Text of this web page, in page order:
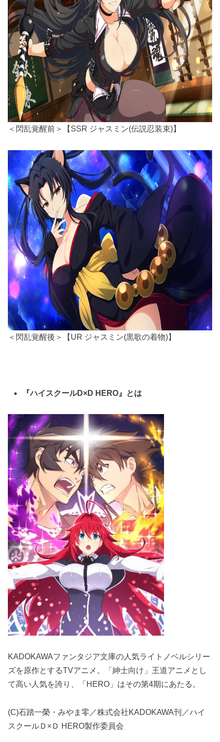
＜閃乱覚醒前＞【SSR ジャスミン(伝説忍装束)】
＜閃乱覚醒後＞【UR ジャスミン(黒歌の着物)】
『ハイスクールD×D HERO』とは
KADOKAWAファンタジア文庫の人気ライトノベルシリー
ズを原作とするTVアニメ。「紳士向け」王道アニメとし
て高い人気を誇り、「HERO」はその第4期にあたる。
(C)石踏一榮・みやま零／株式会社KADOKAWA刊／ハイ
スクールＤ×Ｄ HERO製作委員会